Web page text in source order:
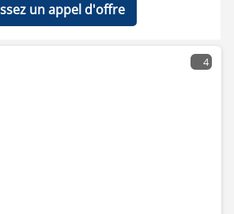
un appel d'offre
4